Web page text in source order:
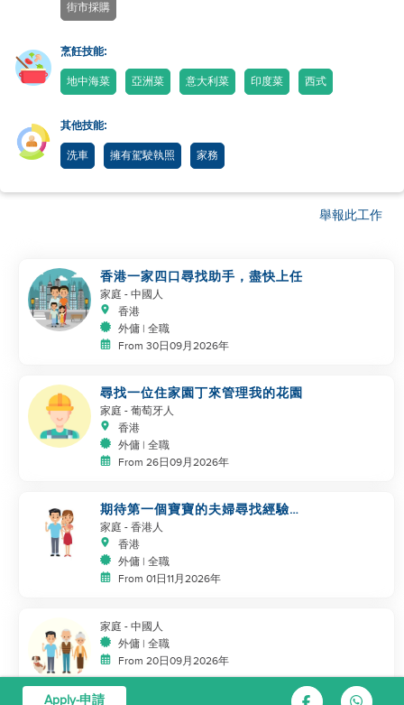
街市採購
烹飪技能:
地中海菜 亞洲菜 意大利菜 印度菜 西式
其他技能:
洗車 擁有駕駛執照 家務
舉報此工作
香港一家四口尋找助手，盡快上任
家庭 - 中國人
香港
外傭 | 全職
From 30日09月2026年
尋找一位住家園丁來管理我的花園
家庭 - 葡萄牙人
香港
外傭 | 全職
From 26日09月2026年
期待第一個寶寶的夫婦尋找經驗豐
富的助手
家庭 - 香港人
香港
外傭 | 全職
From 01日11月2026年
家庭 - 中國人
外傭 | 全職
From 20日09月2026年
Apply-申請